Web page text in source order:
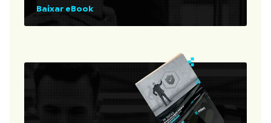
Baixar eBook